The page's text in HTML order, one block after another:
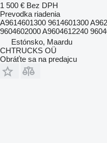
1 500 € Bez DPH
Prevodka riadenia
A9614601300 9614601300
9604602000 A9604612240
Estónsko, Maardu
CHTRUCKS OÜ
Obráťte sa na predajcu